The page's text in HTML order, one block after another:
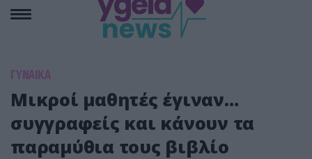
ΓΥΝΑΙΚΑ
Μικροί μαθητές έγιναν…
συγγραφείς και κάνουν τα
παραμύθια τους βιβλίο